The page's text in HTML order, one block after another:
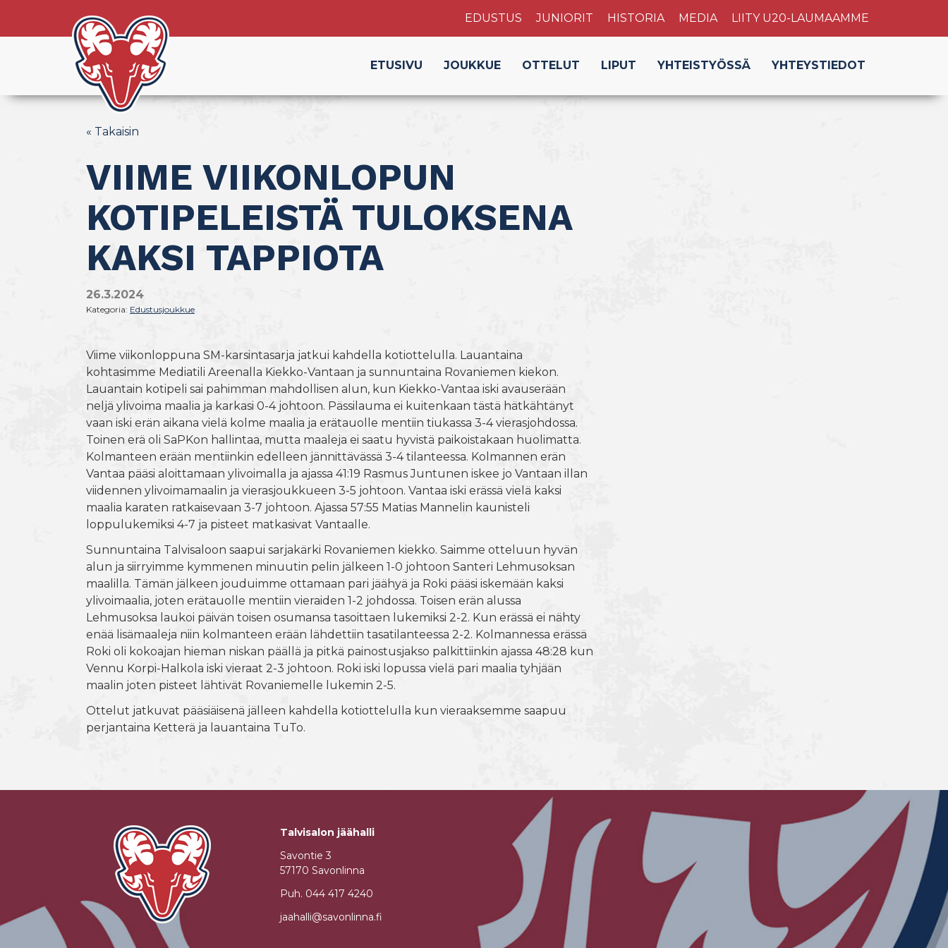
EDUSTUS JUNIORIT HISTORIA MEDIA LIITY U20-LAUMAAMME
ETUSIVU JOUKKUE OTTELUT LIPUT YHTEISTYÖSSÄ YHTEYSTIEDOT
« Takaisin
VIIME VIIKONLOPUN
KOTIPELEISTÄ TULOKSENA
KAKSI TAPPIOTA
26.3.2024
Kategoria: Edustusjoukkue
Viime viikonloppuna SM-karsintasarja jatkui kahdella kotiottelulla. Lauantaina
kohtasimme Mediatili Areenalla Kiekko-Vantaan ja sunnuntaina Rovaniemen kiekon.
Lauantain kotipeli sai pahimman mahdollisen alun, kun Kiekko-Vantaa iski avauserään
neljä ylivoima maalia ja karkasi 0-4 johtoon. Pässilauma ei kuitenkaan tästä hätkähtänyt
vaan iski erän aikana vielä kolme maalia ja erätauolle mentiin tiukassa 3-4 vierasjohdossa.
Toinen erä oli SaPKon hallintaa, mutta maaleja ei saatu hyvistä paikoistakaan huolimatta.
Kolmanteen erään mentiinkin edelleen jännittävässä 3-4 tilanteessa. Kolmannen erän
Vantaa pääsi aloittamaan ylivoimalla ja ajassa 41:19 Rasmus Juntunen iskee jo Vantaan illan
viidennen ylivoimamaalin ja vierasjoukkueen 3-5 johtoon. Vantaa iski erässä vielä kaksi
maalia karaten ratkaisevaan 3-7 johtoon. Ajassa 57:55 Matias Mannelin kaunisteli
loppulukemiksi 4-7 ja pisteet matkasivat Vantaalle.
Sunnuntaina Talvisaloon saapui sarjakärki Rovaniemen kiekko. Saimme otteluun hyvän
alun ja siirryimme kymmenen minuutin pelin jälkeen 1-0 johtoon Santeri Lehmusoksan
maalilla. Tämän jälkeen jouduimme ottamaan pari jäähyä ja Roki pääsi iskemään kaksi
ylivoimaalia, joten erätauolle mentiin vieraiden 1-2 johdossa. Toisen erän alussa
Lehmusoksa laukoi päivän toisen osumansa tasoittaen lukemiksi 2-2. Kun erässä ei nähty
enää lisämaaleja niin kolmanteen erään lähdettiin tasatilanteessa 2-2. Kolmannessa erässä
Roki oli kokoajan hieman niskan päällä ja pitkä painostusjakso palkittiinkin ajassa 48:28 kun
Vennu Korpi-Halkola iski vieraat 2-3 johtoon. Roki iski lopussa vielä pari maalia tyhjään
maalin joten pisteet lähtivät Rovaniemelle lukemin 2-5.
Ottelut jatkuvat pääsiäisenä jälleen kahdella kotiottelulla kun vieraaksemme saapuu
perjantaina Ketterä ja lauantaina TuTo.
Talvisalon jäähalli
Savontie 3
57170 Savonlinna
Puh. 044 417 4240
jaahalli@savonlinna.fi